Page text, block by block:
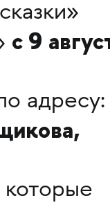
с 9
адресу: